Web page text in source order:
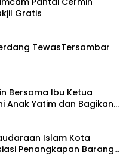
Takjil Gratis
TewasTersambar
Bersama Ibu Ketua
Anak Yatim dan Bagikan
Islam Kota
Penangkapan Barang